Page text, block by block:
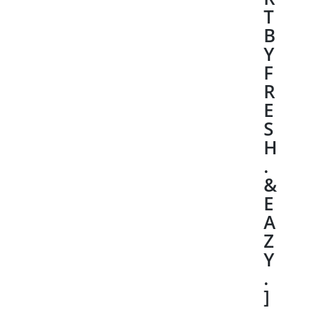
T
B
Y
F
R
E
S
H
.
&
E
A
Z
Y
.
]